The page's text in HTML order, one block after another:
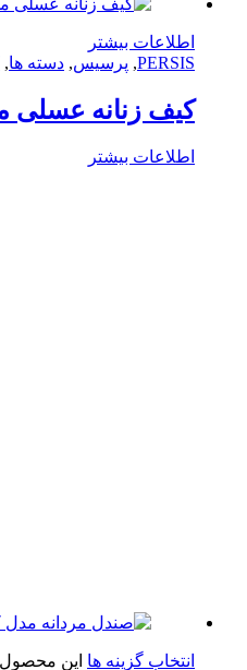
بیشتر
پرسیس, دسته ها, کفش
زنانه عسلی مدل
بیشتر
گزینه ها این محصول دارای